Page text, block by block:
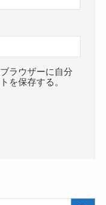
ラウザーに自分
を保存する。